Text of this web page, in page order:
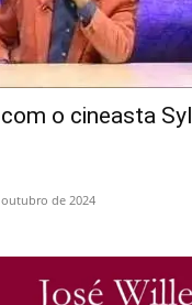
o cineasta
de 2024